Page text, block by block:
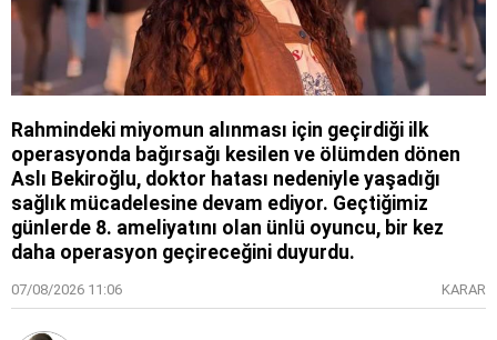
Rahmindeki miyomun alınması için geçirdiği ilk
operasyonda bağırsağı kesilen ve ölümden dönen
Aslı Bekiroğlu, doktor hatası nedeniyle yaşadığı
sağlık mücadelesine devam ediyor. Geçtiğimiz
günlerde 8. ameliyatını olan ünlü oyuncu, bir kez
daha operasyon geçireceğini duyurdu.
07/08/2026 11:06 KARAR